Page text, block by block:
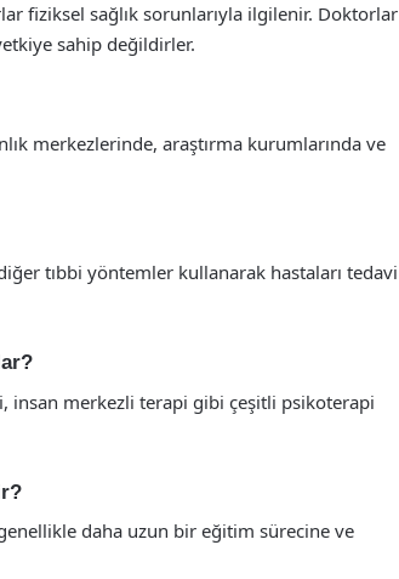
fiziksel sağlık sorunlarıyla ilgilenir. Doktorlar
sahip değildirler.
merkezlerinde, araştırma kurumlarında ve
tıbbi yöntemler kullanarak hastaları tedavi
insan merkezli terapi gibi çeşitli psikoterapi
daha uzun bir eğitim sürecine ve